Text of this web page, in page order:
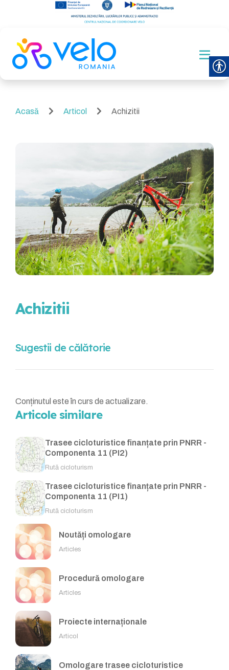
Acasă Articol Achizitii
Achizitii
Sugestii de călătorie
Conținutul este în curs de actualizare.
Articole similare
Trasee cicloturistice finanțate prin PNRR -
Componenta 11 (PI2)
Rută cicloturism
Trasee cicloturistice finanțate prin PNRR -
Componenta 11 (PI1)
Rută cicloturism
Noutăți omologare
Articles
Procedură omologare
Articles
Proiecte internaționale
Articol
Omologare trasee cicloturistice